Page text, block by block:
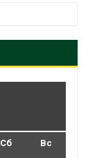
Сб Вс